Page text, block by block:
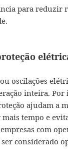
para reduzir
oscilações
inteira. Por
ajudam a
tempo e
com
considerado